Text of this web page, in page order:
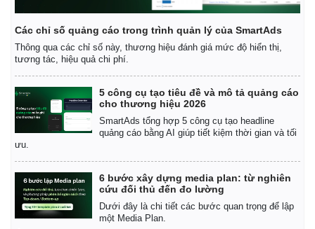
Các chỉ số quảng cáo trong trình quản lý của SmartAds
Thông qua các chỉ số này, thương hiệu đánh giá mức độ hiển thị,
tương tác, hiệu quả chi phí.
5 công cụ tạo tiêu đề và mô tả quảng cáo
cho thương hiệu 2026
SmartAds tổng hợp 5 công cụ tạo headline
quảng cáo bằng AI giúp tiết kiệm thời gian và tối
ưu.
6 bước xây dựng media plan: từ nghiên
cứu đối thủ đến đo lường
Dưới đây là chi tiết các bước quan trọng để lập
một Media Plan.